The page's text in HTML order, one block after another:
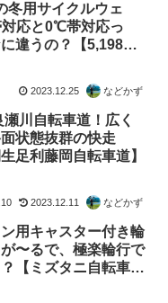
冬用サイクルウェ
応と0℃帯対応っ
違うの？【5,198円
2023.12.25 などかず
川自転車道！広く
状態抜群の快走
足利藤岡自転車道】
2023.12.11 などかず
用キャスター付き輪
〜るで、極楽輪行で
【ミズタニ自転車別